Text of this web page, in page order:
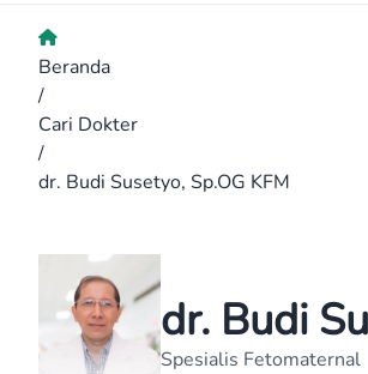
Beranda
/
Cari Dokter
/
dr. Budi Susetyo, Sp.OG KFM
dr. Budi
Spesialis Fetomaternal